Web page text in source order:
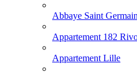
Abbaye Saint Germain
Appartement 182
Appartement Lille